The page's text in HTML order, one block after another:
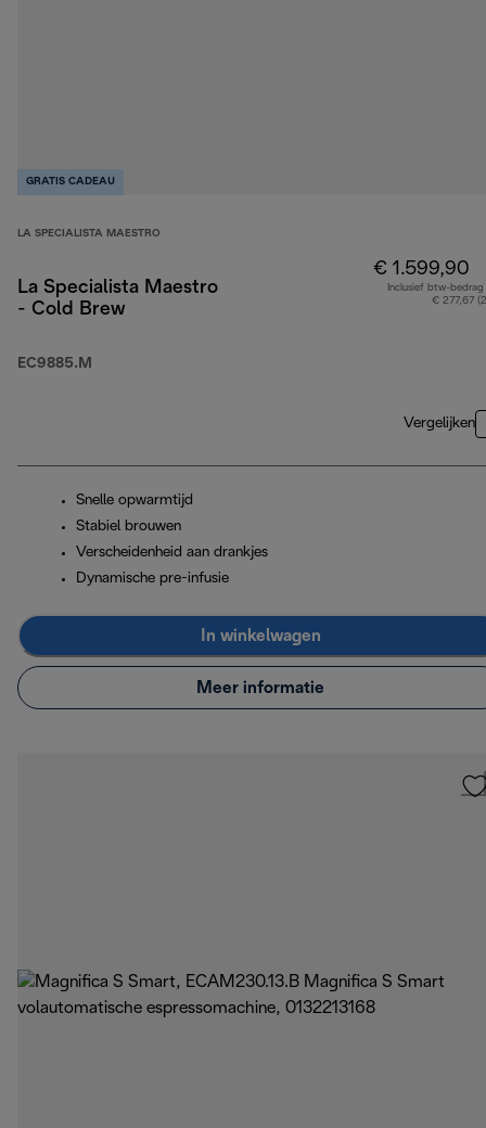
GRATIS CADEAU
LA SPECIALISTA MAESTRO
La Specialista Maestro
- Cold Brew
EC9885.M
€ 1.599,90
Inclusief btw-bedrag
€ 277,67
Vergelijken
Snelle opwarmtijd
Stabiel brouwen
Verscheidenheid aan drankjes
Dynamische pre-infusie
In winkelwagen
Meer informatie